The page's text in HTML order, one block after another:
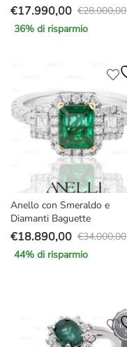
€28.000,00
Il
prezzo
€28.000,00.
€17.990,00
Il
prezzo
€17.990,00.
36% di risparmio
Anello con Smeraldo e
Diamanti Baguette
€34.000,00
Il
prezzo
€34.000,00.
€18.890,00
Il
prezzo
€18.890,00.
44% di risparmio